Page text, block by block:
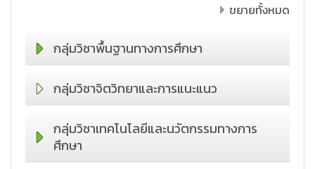
ขยายทั้งหมด
กลุ่มวิชาพื้นฐานทางการศึกษา
กลุ่มวิชาจิตวิทยาและการแนะแนว
กลุ่มวิชาเทคโนโลยีและนวัตกรรมทางการ
ศึกษา